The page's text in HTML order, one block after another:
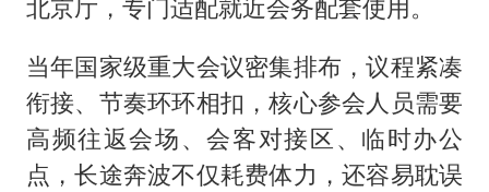
北京厅，专门适配就近会务配套使用。
当年国家级重大会议密集排布，议程紧凑
衔接、节奏环环相扣，核心参会人员需要
高频往返会场、会客对接区、临时办公
点，长途奔波不仅耗费体力，还容易耽误